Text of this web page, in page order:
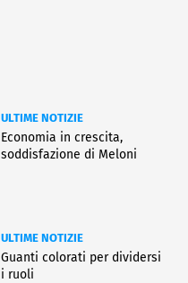
ULTIME NOTIZIE
Economia in crescita,
soddisfazione di Meloni
ULTIME NOTIZIE
Guanti colorati per dividersi
i ruoli